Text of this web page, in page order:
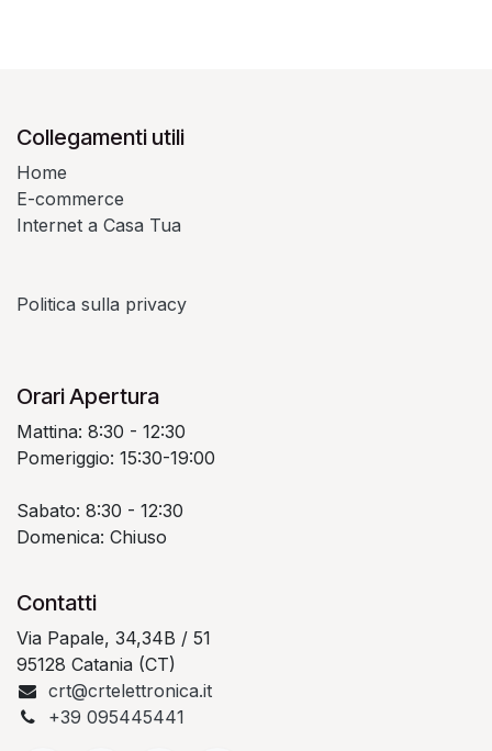
Collegamenti utili
Home
E-commerce
Internet a Casa Tua
Politica sulla privacy
Orari Apertura
Mattina: 8:30 - 12:30
Pomeriggio: 15:30-19:00
Sabato: 8:30 - 12:30
Domenica: Chiuso
Contatti
Via Papale, 34,34B / 51
95128 Catania (CT)
crt@crtelettronica.it
+39 095445441